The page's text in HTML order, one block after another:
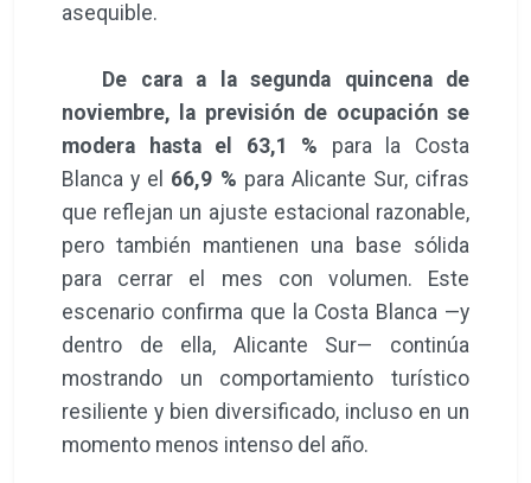
asequible.
De cara a la segunda quincena de
noviembre, la previsión de ocupación se
modera hasta el 63,1 % para la Costa
Blanca y el 66,9 % para Alicante Sur, cifras
que reflejan un ajuste estacional razonable,
pero también mantienen una base sólida
para cerrar el mes con volumen. Este
escenario confirma que la Costa Blanca —y
dentro de ella, Alicante Sur— continúa
mostrando un comportamiento turístico
resiliente y bien diversificado, incluso en un
momento menos intenso del año.